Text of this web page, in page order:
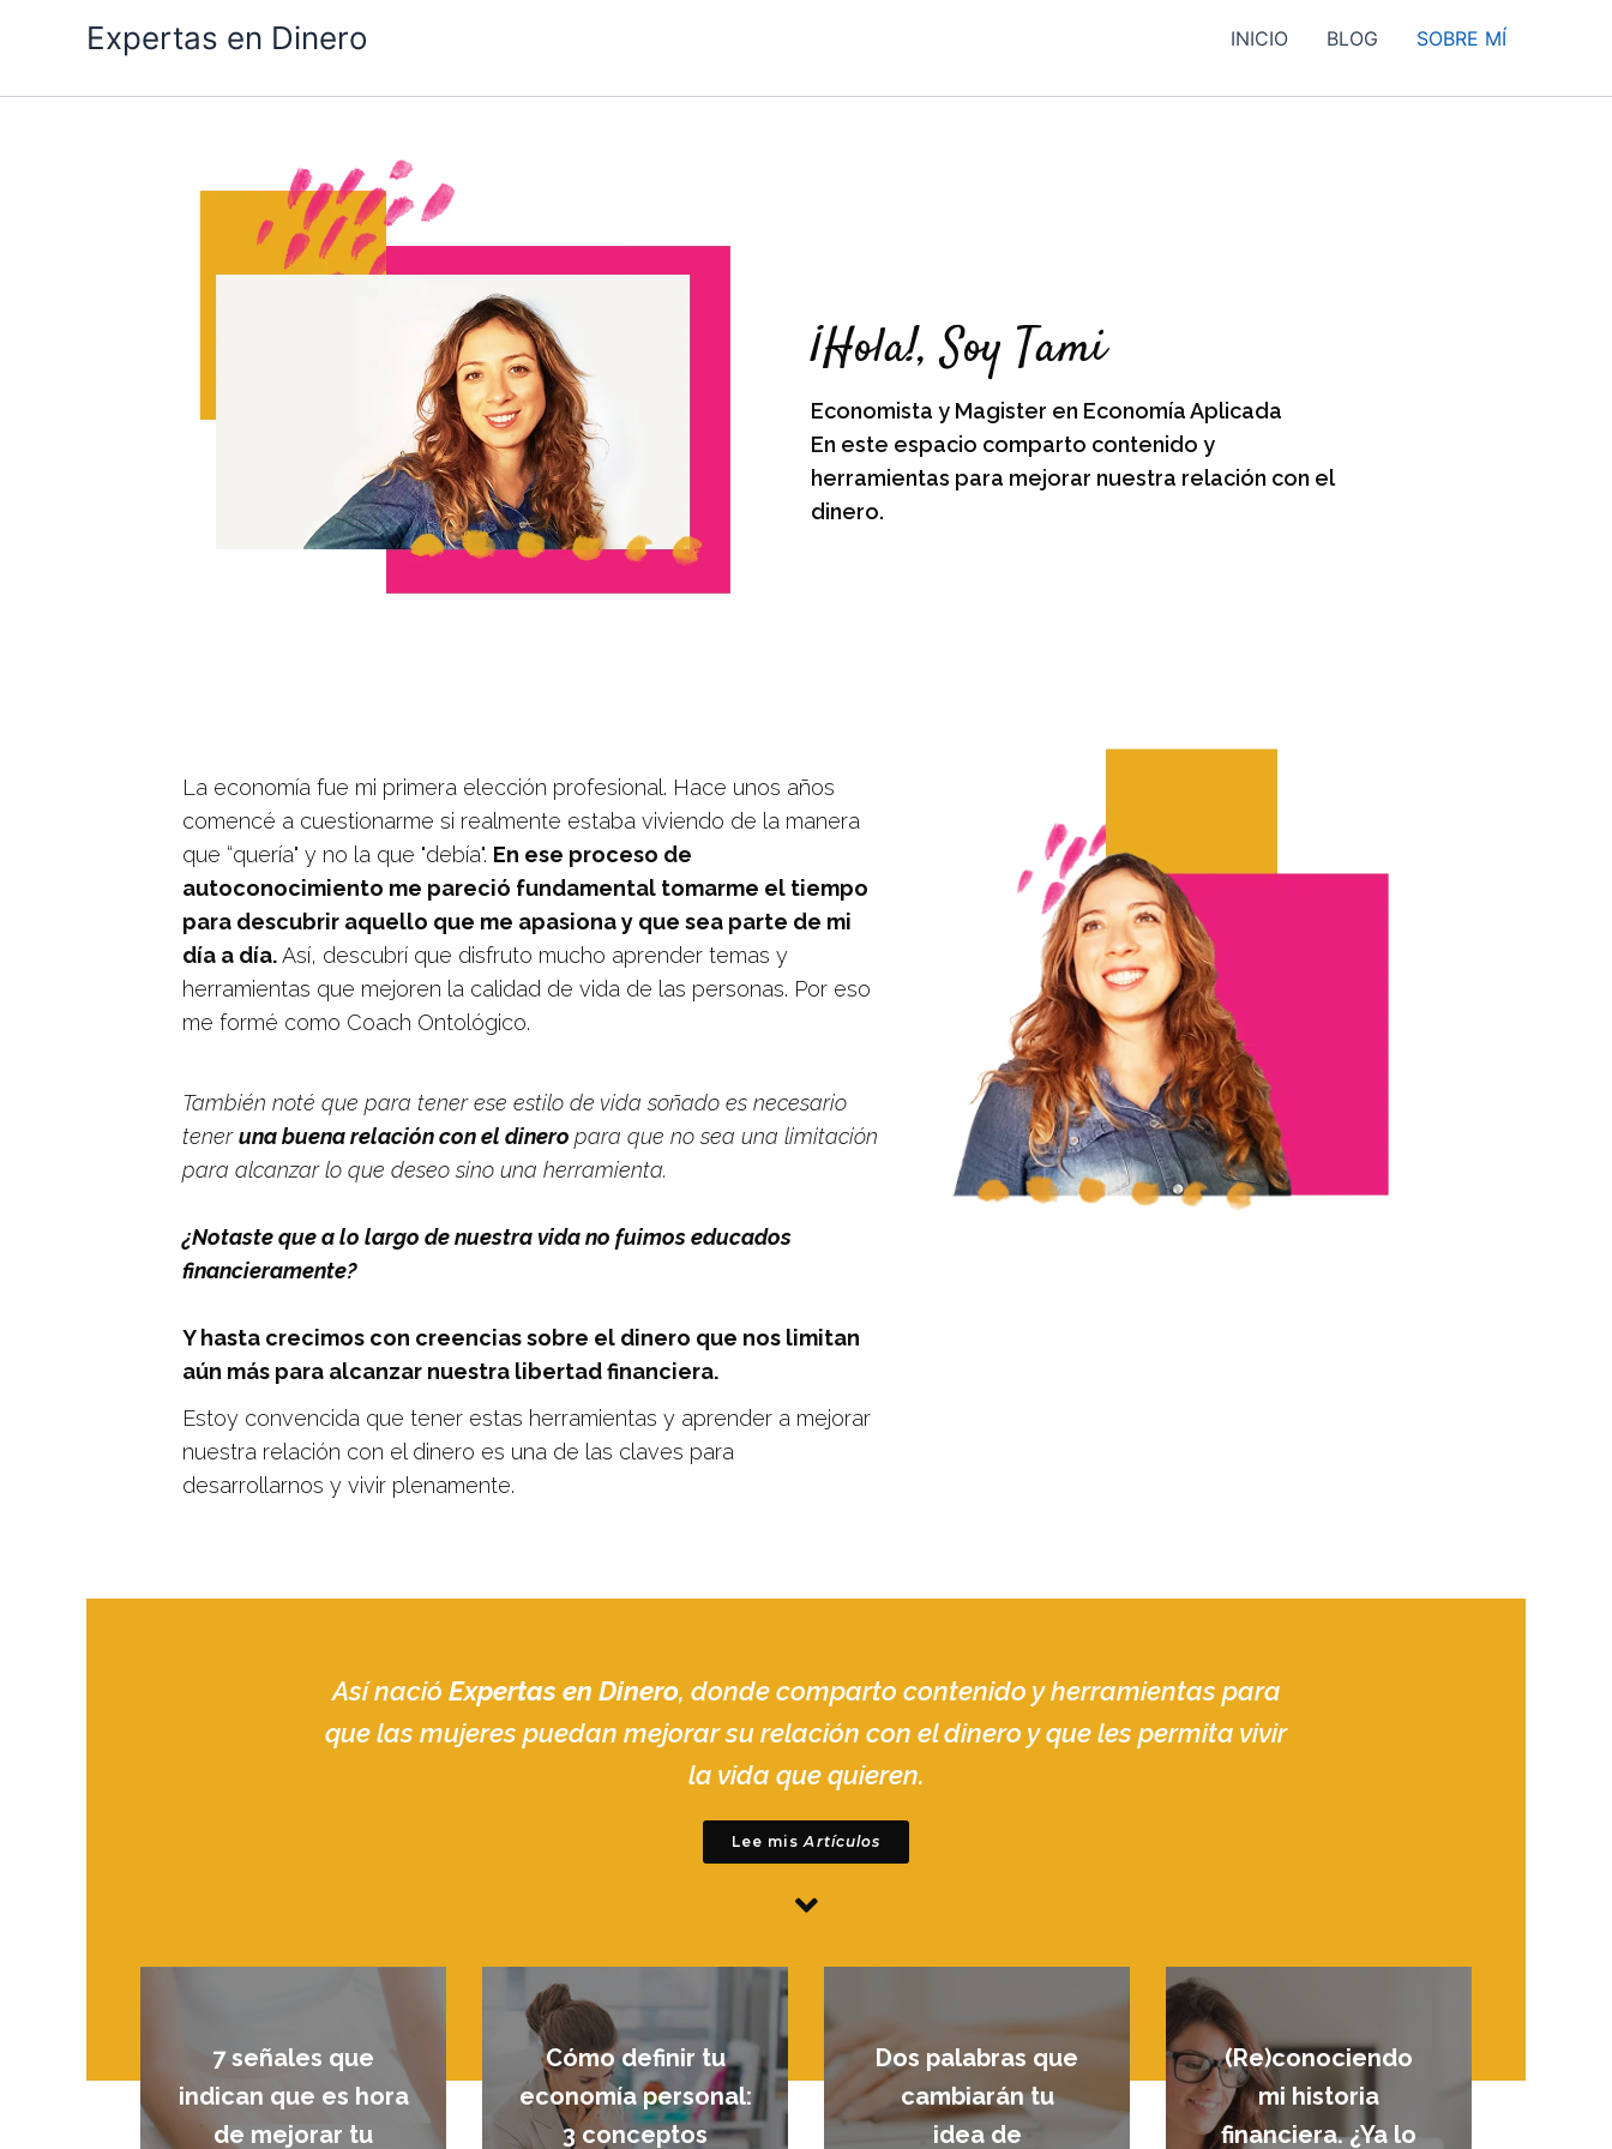
Expertas en Dinero INICIO BLOG SOBRE MÍ
¡Hola!, Soy Tami
Economista y Magister en Economía Aplicada
En este espacio comparto contenido y
herramientas para mejorar nuestra relación con el
dinero.
La economía fue mi primera elección profesional. Hace unos años
comencé a cuestionarme si realmente estaba viviendo de la manera
que “quería" y no la que "debía". En ese proceso de
autoconocimiento me pareció fundamental tomarme el tiempo
para descubrir aquello que me apasiona y que sea parte de mi
día a día.Así, descubrí que disfruto mucho aprender temas y
herramientas que mejoren la calidad de vida de las personas. Por eso
me formé como Coach Ontológico.
También noté que para tener ese estilo de vida soñado es necesario
teneruna buena relación con el dinero para que no sea una limitación
para alcanzar lo que deseo sino una herramienta.
¿Notaste que a lo largo de nuestra vida no fuimos educados
financieramente?
Y hasta crecimos con creencias sobre el dinero que nos limitan
aún más para alcanzar nuestra libertad financiera.
Estoy convencida que tener estas herramientas y aprender a mejorar
nuestra relación con el dinero es una de las claves para
desarrollarnos y vivir plenamente.
Así nació Expertas en Dinero, donde comparto contenido y herramientas para
que las mujeres puedan mejorar su relación con el dinero y que les permita vivir
la vida que quieren.
Lee misArtículos
7 señales que
indican que es hora
de mejorar tu
Cómo definir tu
economía personal:
3 conceptos
Dos palabras que
cambiarán tu
idea de
(Re)conociendo
mi historia
financiera. ¿Ya lo